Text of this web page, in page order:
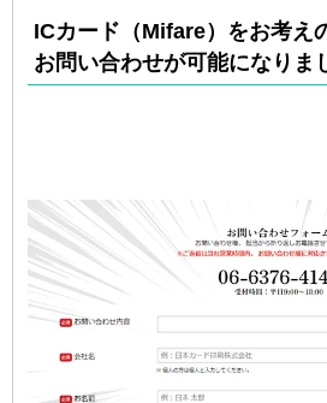
ICカード（Mifare）をお考え
お問い合わせが可能になりま